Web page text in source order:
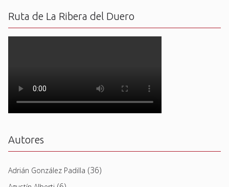
Ruta de La Ribera del Duero
Autores
Adrián González Padilla (36)